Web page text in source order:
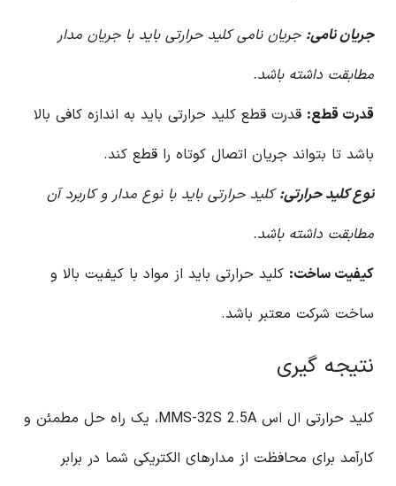
جریان نامی: جریان نامی کلید حرارتی باید با جریان مدار
مطابقت داشته باشد.
قدرت قطع: قدرت قطع کلید حرارتی باید به اندازه کافی بالا
باشد تا بتواند جریان اتصال کوتاه را قطع کند.
نوع کلید حرارتی:کلید حرارتی باید با نوع مدار و کاربرد آن
مطابقت داشته باشد.
کیفیت ساخت: کلید حرارتی باید از مواد با کیفیت بالا و
ساخت شرکت معتبر باشد.
نتیجه گیری
کلید حرارتی ال اس MMS-32S 2.5A، یک راه حل مطمئن و
کارآمد برای محافظت از مدارهای الکتریکی شما در برابر